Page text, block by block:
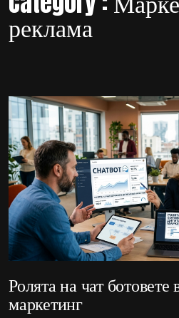
реклама
Ролята на чат ботовете
маркетинг